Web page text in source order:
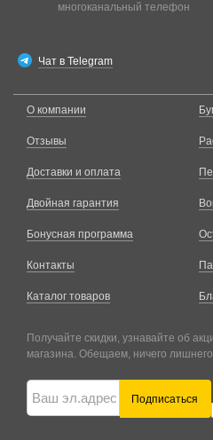
многоканальный телефон
Чат в Telegram
О компании
Отзывы
Доставки и оплата
Двойная гарантия
Бонусная программа
Контакты
Каталог товаров
Получайте скидки, узнавайте об
магазина. Обещаем, ничего
Подписаться